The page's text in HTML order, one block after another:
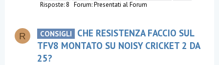
Risposte: 8 Forum:Presentati al Forum
R CONSIGLI
CHE RESISTENZA FACCIO SUL
TFV8 MONTATO SU NOISY CRICKET 2 DA
25?